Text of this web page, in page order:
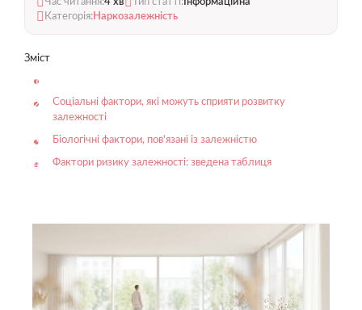
Категорія:Наркозалежність
Зміст
Соціальні фактори, які можуть сприяти розвитку
залежності
Біологічні фактори, пов'язані із залежністю
Фактори ризику залежності: зведена таблиця